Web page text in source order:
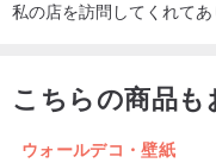
私の店を訪問してくれてあ
こちらの商品
ウォールデコ・壁紙